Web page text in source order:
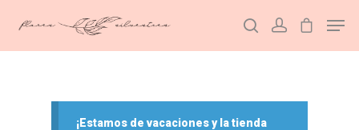
¡Estamos de vacaciones y la tienda